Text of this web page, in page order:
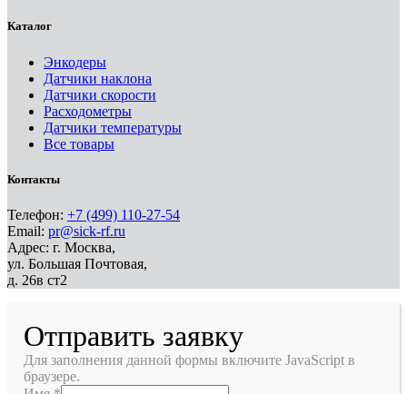
Каталог
Энкодеры
Датчики наклона
Датчики скорости
Расходометры
Датчики температуры
Все товары
Контакты
Телефон: +7 (499) 110-27-54
Email: pr@sick-rf.ru
Адрес: г. Москва,
ул. Большая Почтовая,
д. 26в ст2
Отправить заявку
Для заполнения данной формы включите JavaScript в
браузере.